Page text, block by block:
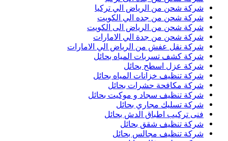
شركة شحن من الرياض الي تركيا
شركة شحن من جده الي الكويت
شركة شحن من الرياض الى الكويت
شركة شحن من جدة الي الامارات
شركة نقل عفش من الرياض الي الامارات
شركة كشف تسربات المياه بحائل
شركة عزل اسطح بحائل
شركة تنظيف خزانات المياه بحائل
شركة مكافحة حشرات بحائل
شركة تنظيف سجاد و موكيت بحائل
شركة تسليك مجاري بحائل
فنى تركيب اطباق الدش بحائل
شركة تنظيف شقق بحائل
شركة تنظيف مجالس بحائل